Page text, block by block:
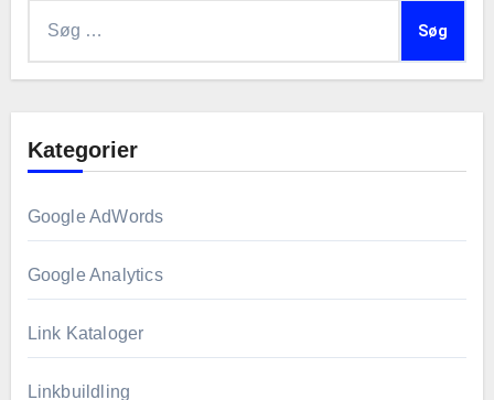
Kategorier
Google AdWords
Google Analytics
Link Kataloger
Linkbuildling